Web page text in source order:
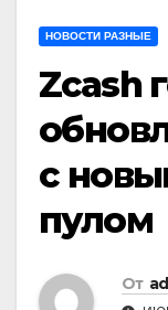
НОВОСТИ РАЗНЫЕ
Zcash
с
пулом
От